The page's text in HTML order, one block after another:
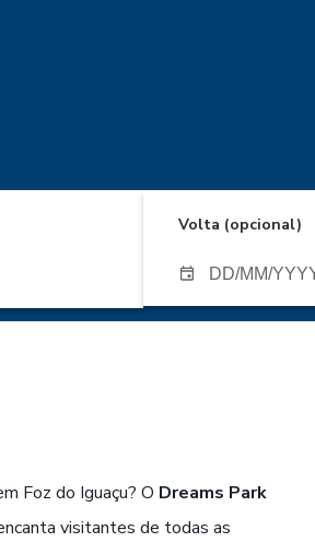
Volta (opcional)
Foz do Iguaçu? O Dreams Park
visitantes de todas as